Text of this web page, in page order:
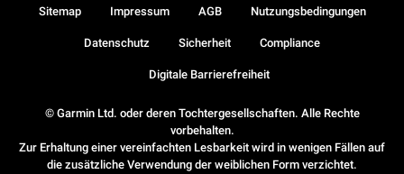
© Garmin Ltd. oder deren Tochtergesellschaften. Alle Rechte
vorbehalten.
Zur Erhaltung einer vereinfachten Lesbarkeit wird in wenigen Fällen auf
die zusätzliche Verwendung der weiblichen Form verzichtet.
Sitemap Impressum AGB Nutzungsbedingungen
Datenschutz Sicherheit Compliance
Digitale Barrierefreiheit